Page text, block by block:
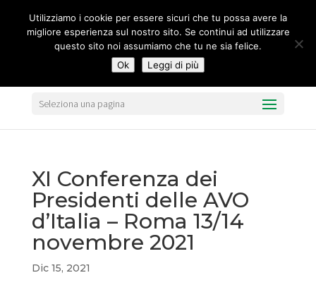
Seleziona una pagina
XI Conferenza dei
Presidenti delle AVO
d’Italia – Roma 13/14
novembre 2021
Dic 15, 2021
Utilizziamo i cookie per essere sicuri che tu possa avere la
migliore esperienza sul nostro sito. Se continui ad utilizzare
questo sito noi assumiamo che tu ne sia felice.
Ok
Leggi di più